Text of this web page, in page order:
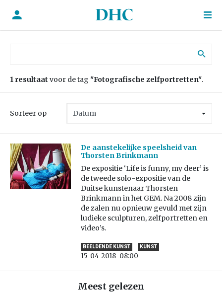
1 resultaat voor de tag "Fotografische zelfportretten".
Sorteer op
De aanstekelijke speelsheid van
Thorsten Brinkmann
De expositie ‘Life is funny, my deer’ is
de tweede solo-expositie van de
Duitse kunstenaar Thorsten
Brinkmann in het GEM. Na 2008 zijn
de zalen nu opnieuw gevuld met zijn
ludieke sculpturen, zelfportretten en
video’s.
BEELDENDE KUNST KUNST
15-04-2018 08:00
Meest gelezen